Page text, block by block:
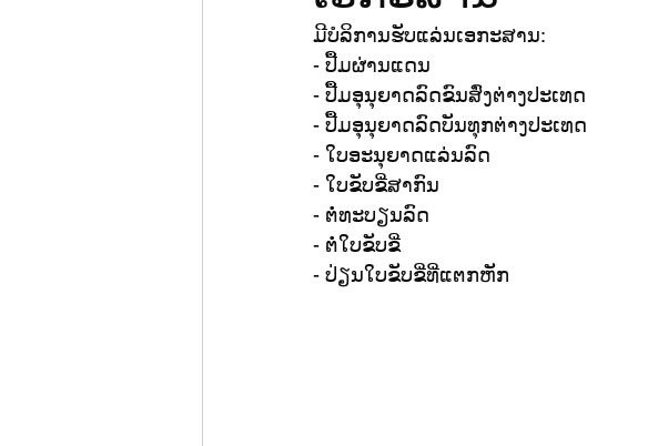
ມີບໍລິການຮັບແລ່ນເອກະສານ:
- ປື້ມຜ່ານແດນ
- ປື້ມອຸນຸຍາດລົດຂົນສົ່ງຕ່າງປະເທດ
- ປື້ມອຸນຸຍາດລົດບັນທຸກຕ່າງປະເທດ
- ໃບອະນຸຍາດແລ່ນລົດ
- ໃບຂັບຂີ່ສາກົນ
- ຕໍ່ທະບຽນລົດ
- ຕໍ່ໃບຂັບຂີ່
- ປ່ຽນໃບຂັບຂີ່ທີ່ແຕກຫັກ